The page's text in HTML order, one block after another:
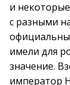
и
с разными
имели для
значение.
император